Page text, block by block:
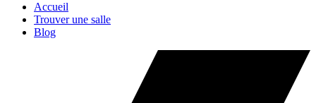
Accueil
Trouver une salle
Blog